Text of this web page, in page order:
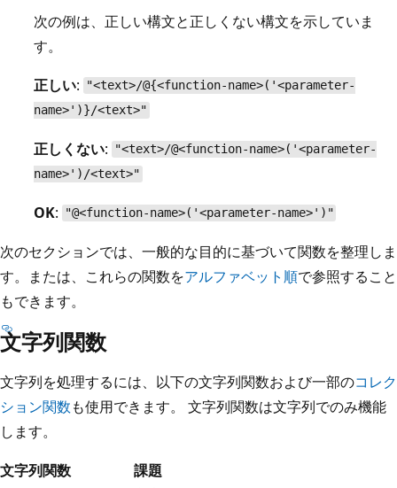
次の例は、正しい構文と正しくない構文を示していま
す。
正しい:
"<text>/@{<function-name>('<parameter-
name>')}/<text>"
正しくない:
"<text>/@<function-name>('<parameter-
name>')/<text>"
OK: "@<function-name>('<parameter-name>')"
次のセクションでは、一般的な目的に基づいて関数を整理しま
す。または、これらの関数をアルファベット順で参照すること
もできます。
文字列関数
文字列を処理するには、以下の文字列関数および一部のコレク
ション関数も使用できます。 文字列関数は文字列でのみ機能
します。
文字列関数
課題